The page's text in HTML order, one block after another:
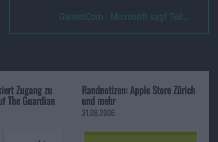
GamesCom - Microsoft sagt Teil…
Zugang zu
The Guardian
Randnotizen: Apple Store Zürich
und mehr
31.08.2006